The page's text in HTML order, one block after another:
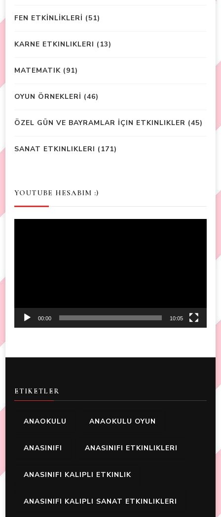
FEN ETKİNLİKLERİ (51)
KARNE ETKINLIKLERI (13)
MATEMATIK (91)
OYUN ÖRNEKLERİ (46)
ÖZEL GÜN VE BAYRAMLAR İÇIN ETKINLIKLER (45)
SANAT ETKINLIKLERI (171)
YOUTUBE HESABIM :)
00:00 10:05
ETIKETLER
ANAOKULU ANAOKULU OYUN
ANASINIFI ANASINIFI ETKINLIKLERI
ANASINIFI KALIPLI ETKINLIK
ANASINIFI KALIPLI SANAT ETKINLIKLERI